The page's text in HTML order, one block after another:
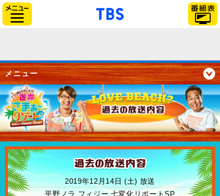
「TBSテレビ」トップページ
メニュー
2019年12月14日 (土) 放送
平野ノラ フィジー 七変化リポートSP